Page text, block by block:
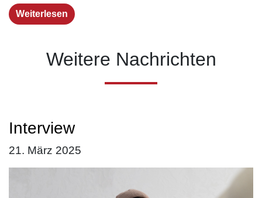
Weiterlesen
Weitere Nachrichten
Interview
21. März 2025